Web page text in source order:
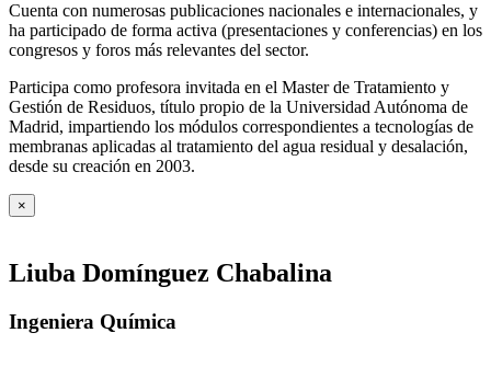
Cuenta con numerosas publicaciones nacionales e internacionales, y
ha participado de forma activa (presentaciones y conferencias) en los
congresos y foros más relevantes del sector.
Participa como profesora invitada en el Master de Tratamiento y
Gestión de Residuos, título propio de la Universidad Autónoma de
Madrid, impartiendo los módulos correspondientes a tecnologías de
membranas aplicadas al tratamiento del agua residual y desalación,
desde su creación en 2003.
×
Liuba Domínguez Chabalina
Ingeniera Química